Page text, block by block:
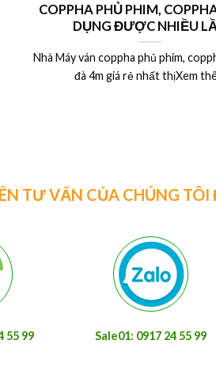
COPPHA PHỦ PHIM,
DỤNG ĐƯỢC NHIỀU
Nhà Máy ván coppha phủ phim,
đà 4m giá rẻ nhất thịXem
TƯ VẤN CỦA CHÚNG
55 99 Sale01: 0917 24 55 99